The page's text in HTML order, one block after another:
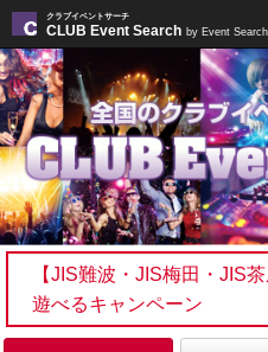
クラブイベントサーチ
CLUB Event Search by Event Search
【JIS難波・JIS梅田・JIS
遊べるキャンペーン